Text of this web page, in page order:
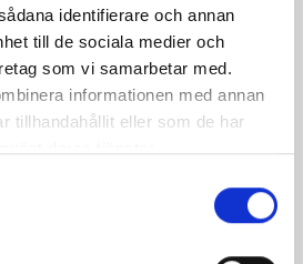
identifierare och annan
till de sociala medier och
som vi samarbetar med.
informationen med annan
tillhandahållit eller som de har